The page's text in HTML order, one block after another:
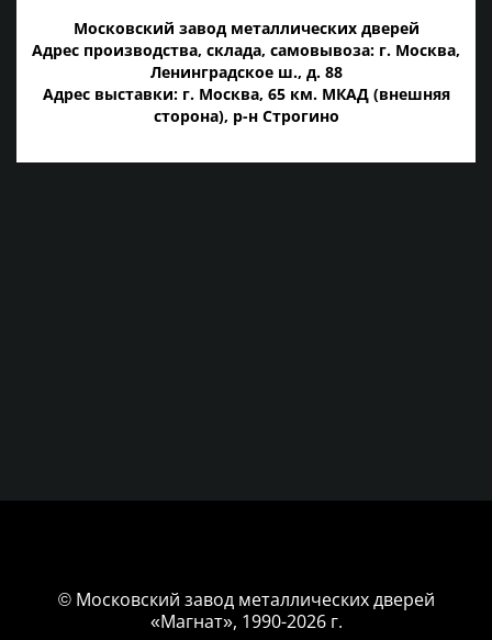
Московский завод металлических дверей
Адрес производства, склада, самовывоза: г. Москва,
Ленинградское ш., д. 88
Адрес выставки: г. Москва, 65 км. МКАД (внешняя
сторона), р-н Строгино
© Московский завод металлических дверей
«Магнат», 1990-2026 г.